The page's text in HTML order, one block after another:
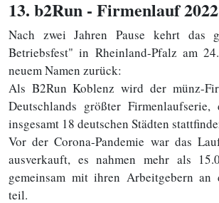
13. b2Run - Firmenlauf 2022
Nach zwei Jahren Pause kehrt das
Betriebsfest" in Rheinland-Pfalz am
neuem Namen zurück:
Als B2Run Koblenz wird der münz-
Deutschlands größter
insgesamt 18 deutschen Städten
Vor der Corona-Pandemie war das
ausverkauft, es nahmen mehr als
gemeinsam mit ihren Arbeitgebern an
teil.